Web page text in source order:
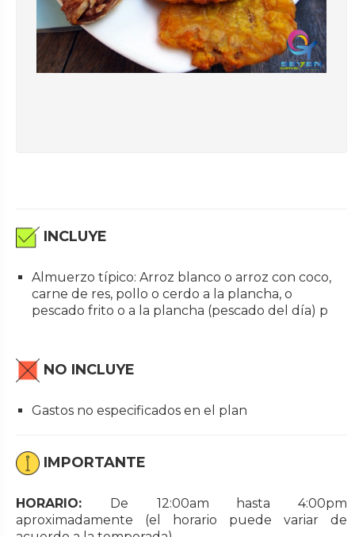
INCLUYE
Almuerzo típico: Arroz blanco o arroz con coco,
carne de res, pollo o cerdo a la plancha, o
pescado frito o a la plancha (pescado del día) p
NO INCLUYE
Gastos no especificados en el plan
IMPORTANTE
HORARIO: De
12:00am hasta 4:00pm
aproximadamente (el horario puede variar de